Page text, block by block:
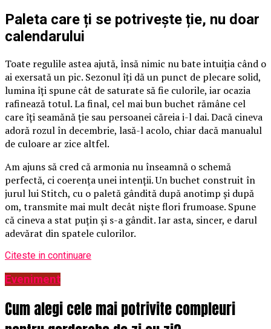
Paleta care ți se potrivește ție, nu doar
calendarului
Toate regulile astea ajută, însă nimic nu bate intuiția când o
ai exersată un pic. Sezonul îți dă un punct de plecare solid,
lumina îți spune cât de saturate să fie culorile, iar ocazia
rafinează totul. La final, cel mai bun buchet rămâne cel
care îți seamănă ție sau persoanei căreia i-l dai. Dacă cineva
adoră rozul în decembrie, lasă-l acolo, chiar dacă manualul
de culoare ar zice altfel.
Am ajuns să cred că armonia nu înseamnă o schemă
perfectă, ci coerența unei intenții. Un buchet construit în
jurul lui Stitch, cu o paletă gândită după anotimp și după
om, transmite mai mult decât niște flori frumoase. Spune
că cineva a stat puțin și s-a gândit. Iar asta, sincer, e darul
adevărat din spatele culorilor.
Citeste in continuare
Eveniment
Cum alegi cele mai potrivite compleuri